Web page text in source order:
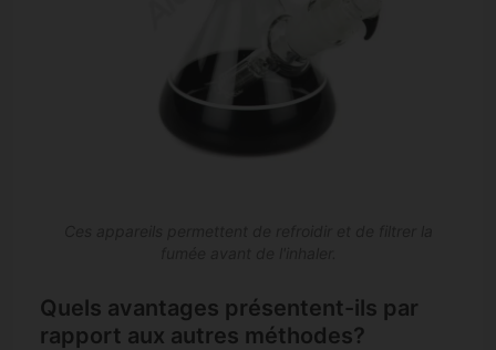
Quels avantages présentent-ils par
rapport aux autres méthodes?